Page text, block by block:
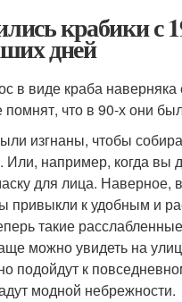
крабики с
дней
в виде краба наверняка
что в 90-х они
изгнаны, чтобы
например, когда вы
для лица. Наверное,
привыкли к удобным и
такие
можно увидеть на
подойдут к
модной небрежности.